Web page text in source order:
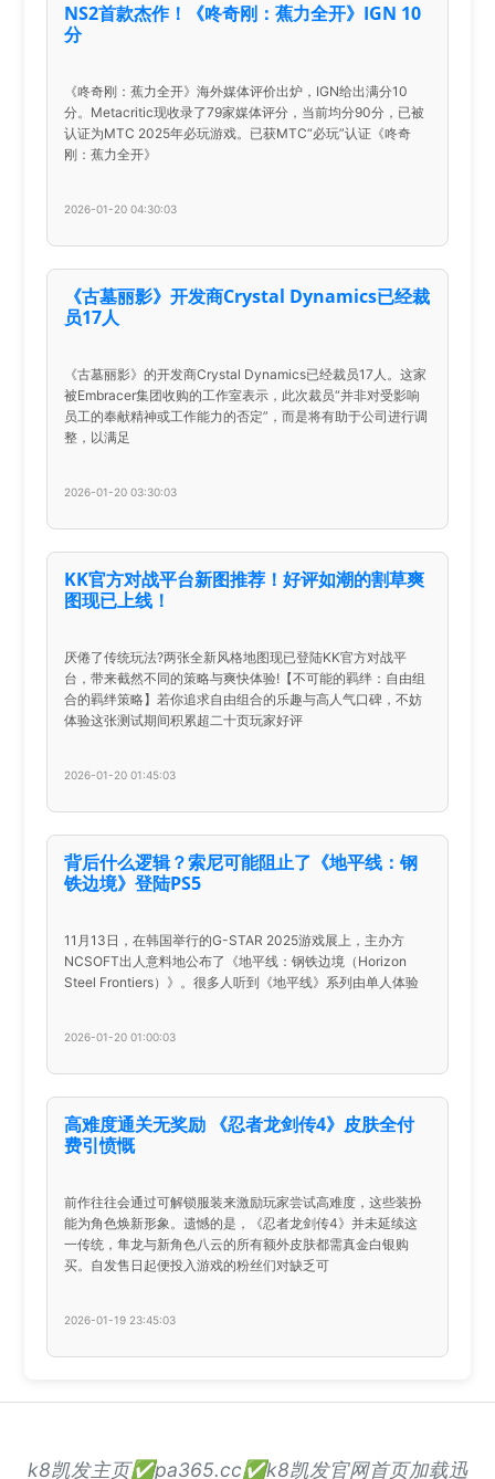
NS2首款杰作！《咚奇刚：蕉力全开》IGN 10
分
《咚奇刚：蕉力全开》海外媒体评价出炉，IGN给出满分10
分。Metacritic现收录了79家媒体评分，当前均分90分，已被
认证为MTC 2025年必玩游戏。已获MTC“必玩”认证《咚奇
刚：蕉力全开》
2026-01-20 04:30:03
《古墓丽影》开发商Crystal Dynamics已经裁
员17人
《古墓丽影》的开发商Crystal Dynamics已经裁员17人。这家
被Embracer集团收购的工作室表示，此次裁员“并非对受影响
员工的奉献精神或工作能力的否定”，而是将有助于公司进行调
整，以满足
2026-01-20 03:30:03
KK官方对战平台新图推荐！好评如潮的割草爽
图现已上线！
厌倦了传统玩法?两张全新风格地图现已登陆KK官方对战平
台，带来截然不同的策略与爽快体验!【不可能的羁绊：自由组
合的羁绊策略】若你追求自由组合的乐趣与高人气口碑，不妨
体验这张测试期间积累超二十页玩家好评
2026-01-20 01:45:03
背后什么逻辑？索尼可能阻止了《地平线：钢
铁边境》登陆PS5
11月13日，在韩国举行的G-STAR 2025游戏展上，主办方
NCSOFT出人意料地公布了《地平线：钢铁边境（Horizon
Steel Frontiers）》。很多人听到《地平线》系列由单人体验
2026-01-20 01:00:03
高难度通关无奖励 《忍者龙剑传4》皮肤全付
费引愤慨
前作往往会通过可解锁服装来激励玩家尝试高难度，这些装扮
能为角色焕新形象。遗憾的是，《忍者龙剑传4》并未延续这
一传统，隼龙与新角色八云的所有额外皮肤都需真金白银购
买。自发售日起便投入游戏的粉丝们对缺乏可
2026-01-19 23:45:03
k8凯发主页✅pa365.cc✅k8凯发官网首页加载迅